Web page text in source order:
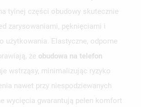
tylnej części obudowy skutecznie
zarysowaniami, pęknięciami i
użytkowania. Elastyczne, odporne
że obudowa na telefon
wstrząsy, minimalizując ryzyko
nawet przy niespodziewanych
wycięcia gwarantują pełen komfort
ŻYCZEŃ
UTWÓRZ LISTĘ ŻYCZEŃ
BY ZAPISAĆ PRODUKTY NA
ZALOGUJ SIĘ